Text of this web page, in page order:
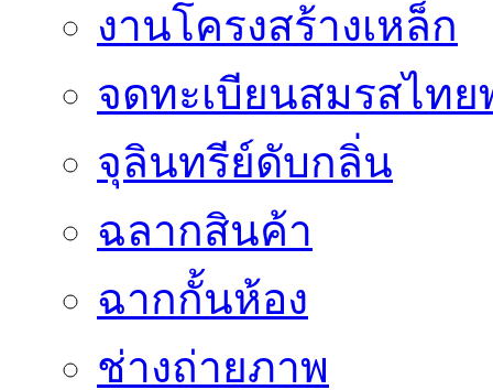
งานโครงสร้างเหล็ก
จดทะเบียนสมรสไท
จุลินทรีย์ดับกลิ่น
ฉลากสินค้า
ฉากกั้นห้อง
ช่างถ่ายภาพ